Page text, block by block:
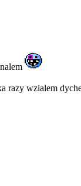
razy wzialem